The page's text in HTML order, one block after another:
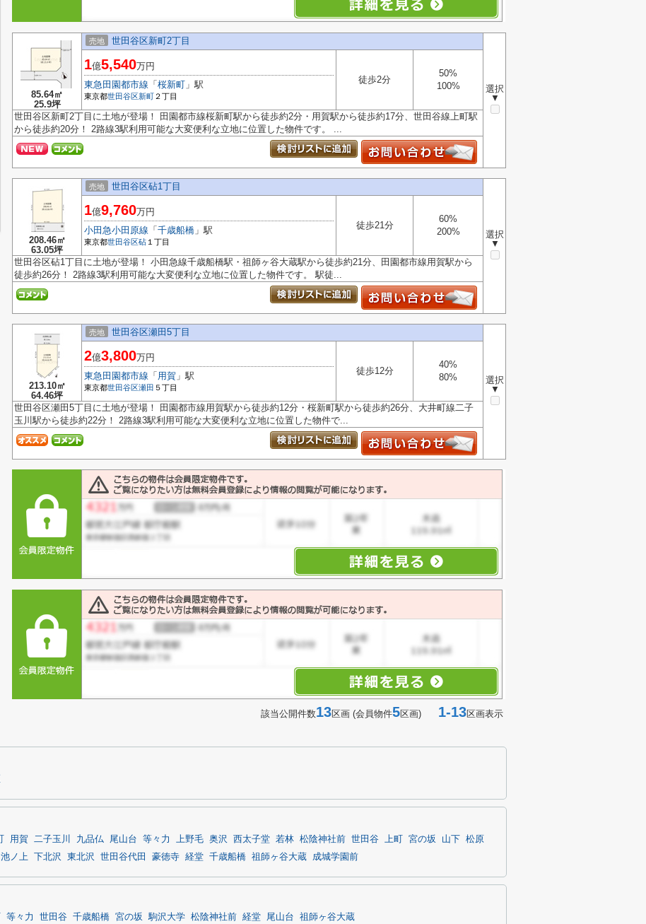
85.64㎡
25.9坪
売地 世田谷区新町2丁目
選択
▼
1億5,540万円
東急田園都市線 「 桜新町 」駅
東京都世田谷区新町 ２丁目
徒歩2分
50%
100%
世田谷区新町2丁目に土地が登場！ 田園都市線桜新町駅から徒歩約2分・用賀駅から徒歩約17分、世田谷線上町駅
から徒歩約20分！ 2路線3駅利用可能な大変便利な立地に位置した物件です。 ...
208.46㎡
63.05坪
売地 世田谷区砧1丁目
選択
▼
1億9,760万円
小田急小田原線 「 千歳船橋 」駅
東京都世田谷区砧 １丁目
徒歩21分
60%
200%
世田谷区砧1丁目に土地が登場！ 小田急線千歳船橋駅・祖師ヶ谷大蔵駅から徒歩約21分、田園都市線用賀駅から
徒歩約26分！ 2路線3駅利用可能な大変便利な立地に位置した物件です。 駅徒...
213.10㎡
64.46坪
売地 世田谷区瀬田5丁目
選択
▼
2億3,800万円
東急田園都市線 「 用賀 」駅
東京都世田谷区瀬田 ５丁目
徒歩12分
40%
80%
世田谷区瀬田5丁目に土地が登場！ 田園都市線用賀駅から徒歩約12分・桜新町駅から徒歩約26分、大井町線二子
玉川駅から徒歩約22分！ 2路線3駅利用可能な大変便利な立地に位置した物件で...
該当公開件数13区画 (会員物件5区画) 1-13区画表示
用賀 二子玉川 九品仏 尾山台 等々力 上野毛 奥沢 西太子堂 若林 松陰神社前 世田谷 上町 宮の坂 山下
松原
池ノ上 下北沢 東北沢 世田谷代田 豪徳寺 経堂 千歳船橋 祖師ヶ谷大蔵 成城学園前
等々力 世田谷 千歳船橋 宮の坂 駒沢大学 松陰神社前 経堂 尾山台 祖師ヶ谷大蔵